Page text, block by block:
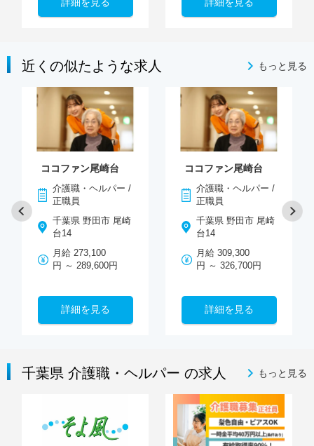
近くの似たような求人 もっと見る
ココファン尾崎台
介護職・ヘルパー /
正職員
千葉県 野田市 尾崎
台14
月給 273,100
円 ～ 289,600円
詳細を見る
ココファン尾崎台
介護職・ヘルパー /
正職員
千葉県 野田市 尾崎
台14
月給 309,300
円 ～ 326,700円
詳細を見る
千葉県 介護職・ヘルパー の求人 もっと見る